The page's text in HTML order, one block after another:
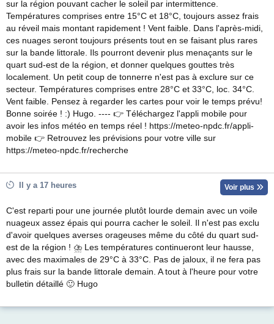
sur la région pouvant cacher le soleil par intermittence.
Températures comprises entre 15°C et 18°C, toujours assez frais
au réveil mais montant rapidement ! Vent faible. Dans l'après-midi,
ces nuages seront toujours présents tout en se faisant plus rares
sur la bande littorale. Ils pourront devenir plus menaçants sur le
quart sud-est de la région, et donner quelques gouttes très
localement. Un petit coup de tonnerre n'est pas à exclure sur ce
secteur. Températures comprises entre 28°C et 33°C, loc. 34°C.
Vent faible. Pensez à regarder les cartes pour voir le temps prévu!
Bonne soirée ! :) Hugo. ---- 👉 Téléchargez l'appli mobile pour
avoir les infos météo en temps réel ! https://meteo-npdc.fr/appli-
mobile 👉 Retrouvez les prévisions pour votre ville sur
https://meteo-npdc.fr/recherche
Il y a 17 heures Voir plus
C'est reparti pour une journée plutôt lourde demain avec un voile
nuageux assez épais qui pourra cacher le soleil. Il n'est pas exclu
d'avoir quelques averses orageuses même du côté du quart sud-
est de la région ! ⛈ Les températures continueront leur hausse,
avec des maximales de 29°C à 33°C. Pas de jaloux, il ne fera pas
plus frais sur la bande littorale demain. A tout à l'heure pour votre
bulletin détaillé 🙂 Hugo